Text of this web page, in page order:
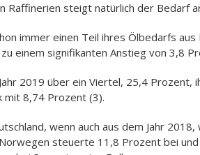
Raffinerien steigt natürlich der Bedarf
immer einen Teil ihres Ölbedarfs
einem signifikanten Anstieg von 3,8
2019 über ein Viertel, 25,4
mit 8,74 Prozent (3).
wenn auch aus dem Jahr
steuerte 11,8 Prozent bei